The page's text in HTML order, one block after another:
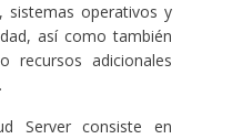
sistemas operativos y
así como también
recursos adicionales
Server consiste en